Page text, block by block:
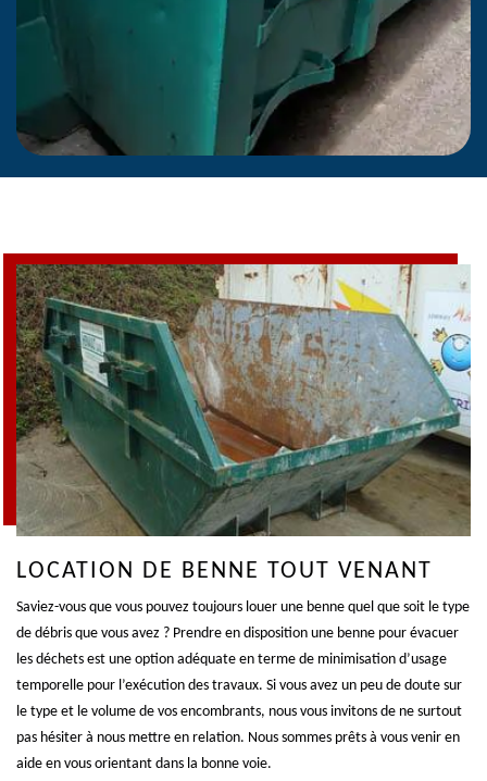
LOCATION DE BENNE TOUT VENANT
Saviez-vous que vous pouvez toujours louer une benne quel que soit le type
de débris que vous avez ? Prendre en disposition une benne pour évacuer
les déchets est une option adéquate en terme de minimisation d’usage
temporelle pour l’exécution des travaux. Si vous avez un peu de doute sur
le type et le volume de vos encombrants, nous vous invitons de ne surtout
pas hésiter à nous mettre en relation. Nous sommes prêts à vous venir en
aide en vous orientant dans la bonne voie.